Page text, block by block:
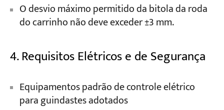
O desvio máximo permitido da bitola da roda
do carrinho não deve exceder ±3 mm.
4. Requisitos Elétricos e de Segurança
Equipamentos padrão de controle elétrico
para guindastes adotados